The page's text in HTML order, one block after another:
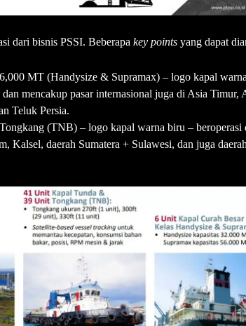
dari bisnis PSSI. Beberapa key points yang dapat
MT (Handysize & Supramax) – logo kapal
mencakup pasar internasional juga di Asia Timur,
Teluk Persia.
(TNB) – logo kapal warna biru – beroperasi
Kalsel, daerah Sumatera + Sulawesi, dan juga